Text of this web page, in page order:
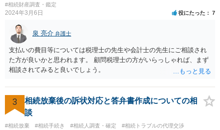
#相続財産調査・鑑定
2024年3月6日 役にたった 7
泉 亮介 弁護士
支払いの費目等については税理士の先生や会計士の先生にご相談され
た方が良いかと思われます。 顧問税理士の方がいらっしゃれば、まず
相談されてみると良いでしょう。
3
相続放棄後の訴状対応と答弁書作成についての相
談
#相続放棄 #相続手続き #相続人調査・確定 #相続トラブルの代理交渉